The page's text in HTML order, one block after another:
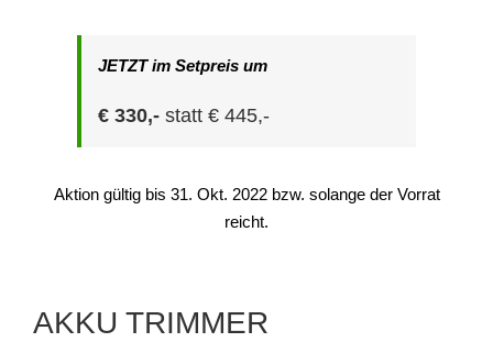
JETZT im Setpreis um
€ 330,- statt € 445,-
Aktion gültig bis 31. Okt. 2022 bzw. solange der Vorrat
reicht.
AKKU TRIMMER